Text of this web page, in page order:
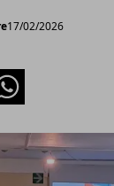
17/02/2026